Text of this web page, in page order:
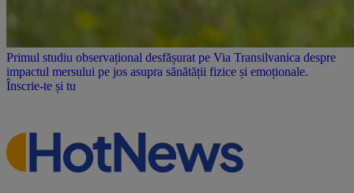
Primul studiu observațional desfășurat pe Via Transilvanica despre
impactul mersului pe jos asupra sănătății fizice și emoționale.
Înscrie-te și tu